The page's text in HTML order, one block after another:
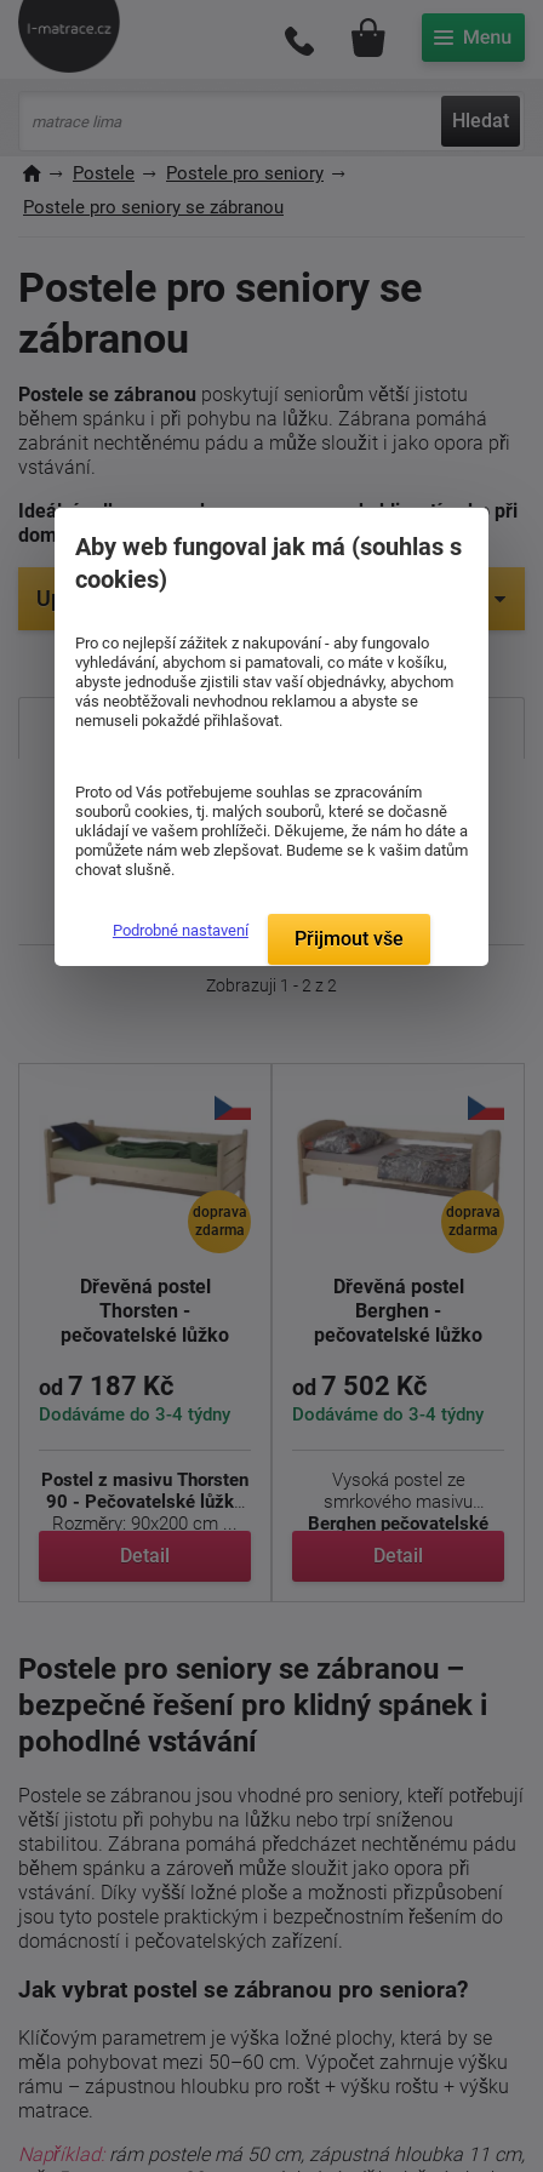
Hledat
Můj účet
Postele
Postele pro seniory
Postele pro seniory se zábranou
Postele pro seniory se
zábranou
Postele se zábranou poskytují seniorům větší jistotu
během spánku i při pohybu na lůžku. Zábrana pomáhá
zabránit nechtěnému pádu a může sloužit i jako opora při
vstávání.
Ideální volba pro osoby s omezenou pohyblivostí nebo při
domácí péči.
Upřesnit parametry
Položek na zobrazení:1
Nejprodávanější
Od nejdražšího
Od nejlevnějšího
Zobrazuji 1 - 2 z 2
doprava
zdarma
Dřevěná postel
Thorsten -
pečovatelské lůžko
od 7 187 Kč
Dodáváme do 3-4 týdny
Postel z masivu Thorsten
90 - Pečovatelské lůžko
Rozměry: 90x200 cm ...
Detail
doprava
zdarma
Dřevěná postel
Berghen -
pečovatelské lůžko
od 7 502 Kč
Dodáváme do 3-4 týdny
Vysoká postel ze
smrkového masivu
Berghen pečovatelské
je vhodná ...
Detail
Postele pro seniory se zábranou –
bezpečné řešení pro klidný spánek i
pohodlné vstávání
Postele se zábranou jsou vhodné pro seniory, kteří potřebují
větší jistotu při pohybu na lůžku nebo trpí sníženou
stabilitou. Zábrana pomáhá předcházet nechtěnému pádu
během spánku a zároveň může sloužit jako opora při
vstávání. Díky vyšší ložné ploše a možnosti přizpůsobení
jsou tyto postele praktickým i bezpečnostním řešením do
domácností i pečovatelských zařízení.
Jak vybrat postel se zábranou pro seniora?
Klíčovým parametrem je výška ložné plochy, která by se
měla pohybovat mezi 50–60 cm. Výpočet zahrnuje výšku
rámu – zápustnou hloubku pro rošt + výšku roštu + výšku
matrace.
Například:rám postele má 50 cm, zápustná hloubka 11 cm,
Aby web fungoval jak má (souhlas s
cookies)
Pro co nejlepší zážitek z nakupování - aby fungovalo
vyhledávání, abychom si pamatovali, co máte v košíku,
abyste jednoduše zjistili stav vaší objednávky, abychom
vás neobtěžovali nevhodnou reklamou a abyste se
nemuseli pokaždé přihlašovat.
Proto od Vás potřebujeme souhlas se zpracováním
souborů cookies, tj. malých souborů, které se dočasně
ukládají ve vašem prohlížeči. Děkujeme, že nám ho dáte a
pomůžete nám web zlepšovat. Budeme se k vašim datům
chovat slušně.
Podrobné nastavení Přijmout vše